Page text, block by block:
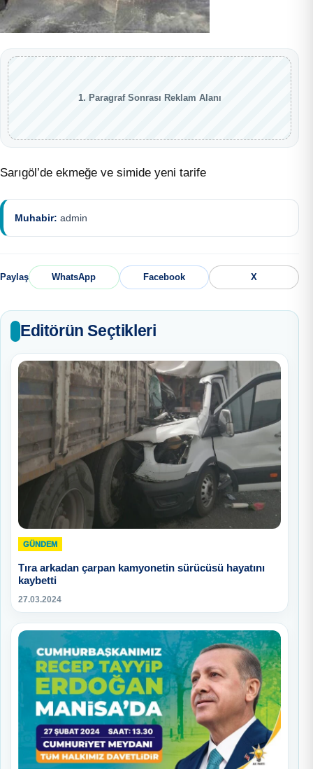
1. Paragraf Sonrası Reklam Alanı
Sarıgöl’de ekmeğe ve simide yeni tarife
Muhabir: admin
Paylaş WhatsApp Facebook X
Editörün Seçtikleri
GÜNDEM
Tıra arkadan çarpan kamyonetin sürücüsü hayatını
kaybetti
27.03.2024